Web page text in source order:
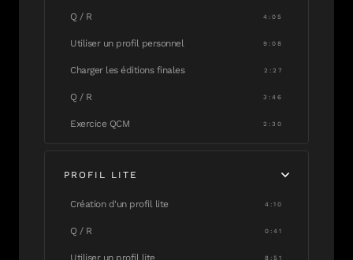
Q / R 4:05
Utiliser un profil personnel 9:08
Charger les éditions finales 2:27
Q / R 3:46
Exercice QCM 2:30
PROFIL LITE
Création d'un profil lite 4:10
Q / R 0:41
Utiliser un profil lite 8:51